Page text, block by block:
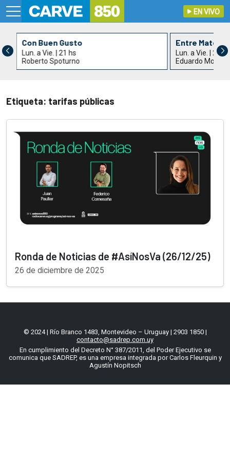
EN VIVO
Con Buen Gusto
Lun. a Vie. | 21 hs
Roberto Spoturno
Entre Mates
Lun. a Vie. |
Eduardo
Etiqueta: tarifas públicas
Ronda de Noticias de #AsíNosVa (26/12/25)
26 de diciembre de 2025
© 2024 | Río Branco 1483, Montevideo – Uruguay | 2903 1850 |
contacto@sadrep.com.uy
En cumplimiento del Decreto N° 387/2011, del Poder Ejecutivo se
comunica que SADREP, es una empresa integrada por Carlos Fleurquin y
Agustín Nopitsch